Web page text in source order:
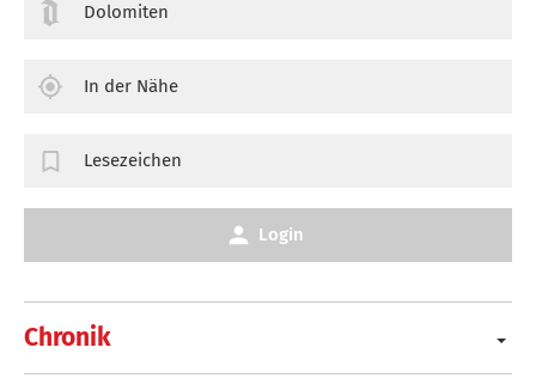
Chronik
Dolomiten
In der Nähe
Lesezeichen
Login